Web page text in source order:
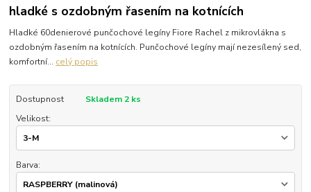
hladké s ozdobným řasením na kotnících
Hladké 60denierové punčochové legíny Fiore Rachel z mikrovlákna s
ozdobným řasením na kotnících. Punčochové legíny mají nezesílený sed,
komfortní... celý popis
Dostupnost
Skladem 2 ks
Velikost:
Barva: